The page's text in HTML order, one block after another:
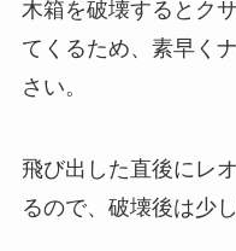
木箱を破壊するとク
てくるため、素早く
さい。
飛び出した直後にレ
るので、破壊後は少